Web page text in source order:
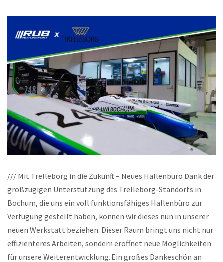
/// Mit Trelleborg in die Zukunft – Neues Hallenbüro Dank der
großzügigen Unterstützung des Trelleborg-Standorts in
Bochum, die uns ein voll funktionsfähiges Hallenbüro zur
Verfügung gestellt haben, können wir dieses nun in unserer
neuen Werkstatt beziehen. Dieser Raum bringt uns nicht nur
effizienteres Arbeiten, sondern eröffnet neue Möglichkeiten
für unsere Weiterentwicklung. Ein großes Dankeschön an